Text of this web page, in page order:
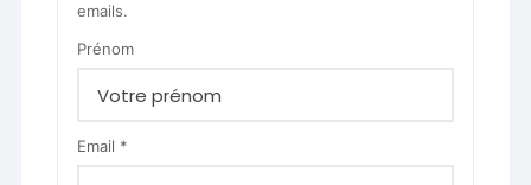
emails.
Prénom
Email *